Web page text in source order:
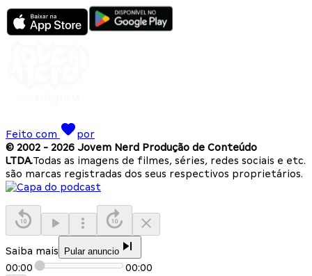
Feito com
por
© 2002 - 2026 Jovem Nerd Produção de Conteúdo
LTDA.Todas as imagens de filmes, séries, redes sociais e etc.
são marcas registradas dos seus respectivos proprietários.
Saiba mais Pular anuncio
00:00 00:00